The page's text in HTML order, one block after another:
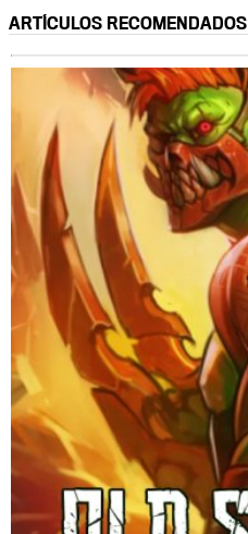
ARTÍCULOS RECOMENDADOS